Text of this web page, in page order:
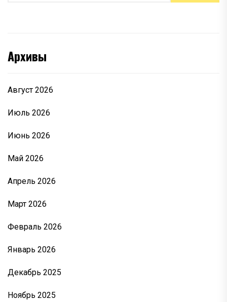
Архивы
Август 2026
Июль 2026
Июнь 2026
Май 2026
Апрель 2026
Март 2026
Февраль 2026
Январь 2026
Декабрь 2025
Ноябрь 2025